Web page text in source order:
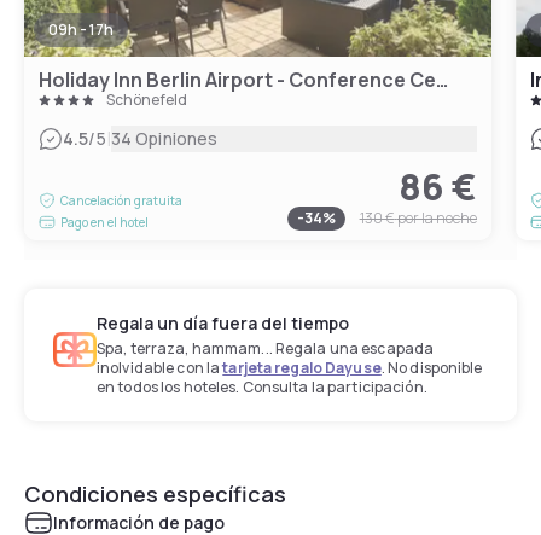
09h - 17h
Holiday Inn Berlin Airport - Conference Centre, an IHG Hotel
Schönefeld
4.5/5|34 Opiniones
Cancelación gratuita
Pago en el hotel
86 €
-34% 130 €por la noche
Regala un día fuera del tiempo
Spa, terraza, hammam... Regala una escapada
inolvidable con latarjeta regalo Dayuse. No disponible
en todos los hoteles. Consulta la participación.
Condiciones específicas
Información de pago